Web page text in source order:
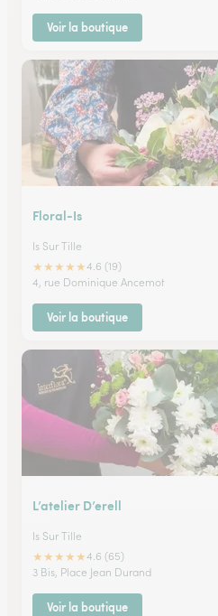
Voir la boutique
Floral-Is
Is Sur Tille
★★★★★4.6 (19)
4, rue Dominique Ancemot
Voir la boutique
L’atelier D’erell
Is Sur Tille
★★★★★4.6 (65)
3 Bis, Place Jean Durand
Voir la boutique